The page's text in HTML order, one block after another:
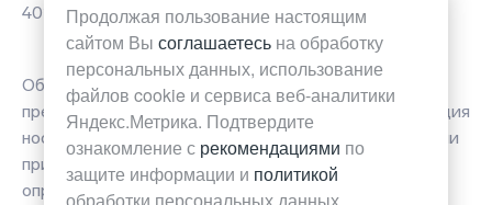
4014, СЛ № 4014
Обращаем ваше внимание на то, что вся
представленная на данной странице сайта информация
носит исключительно информационный характер и ни
при каких условиях не является публичной офертой
определяемой положениями Статьи 437(2)
Продолжая пользование настоящим
сайтом Вы соглашаетесь на обработку
персональных данных, использование
файлов cookie и сервиса веб-аналитики
Яндекс.Метрика. Подтвердите
ознакомление с рекомендациями по
защите информации и политикой